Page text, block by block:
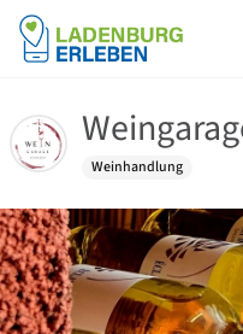
Weinhandlung